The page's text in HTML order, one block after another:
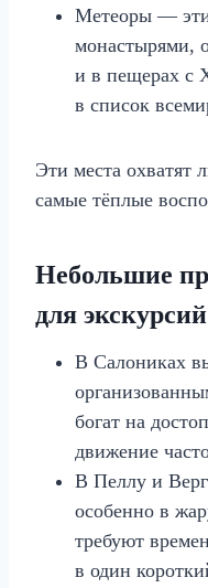
Метеоры — эти
монастырями,
и в пещерах
в список
Эти места охватят
самые тёплые
Небольшие
для экскурсий
В Салониках
богат на
движение
В Пеллу и
особенно в
требуют
в один